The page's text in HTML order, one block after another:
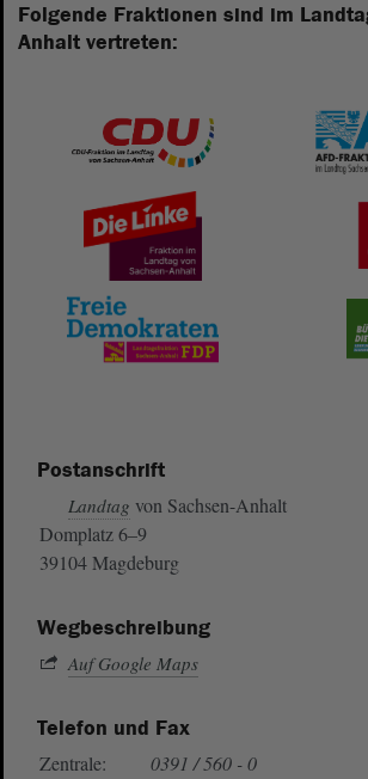
Folgende Fraktionen sind im
Anhalt vertreten:
Postanschrift
Landtag von Sachsen-Anhalt
Domplatz 6–9
39104 Magdeburg
Wegbeschreibung
Auf Google Maps
Telefon und Fax
Zentrale:
0391 / 560 - 0